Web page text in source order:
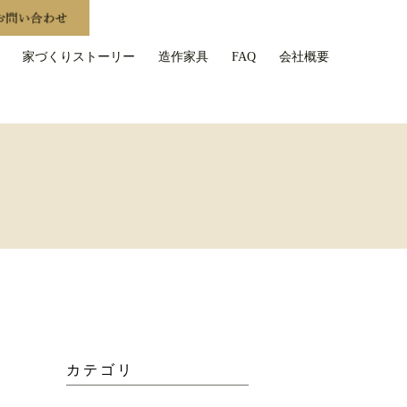
家づくりストーリー 造作家具 FAQ
会社概要
カテゴリ